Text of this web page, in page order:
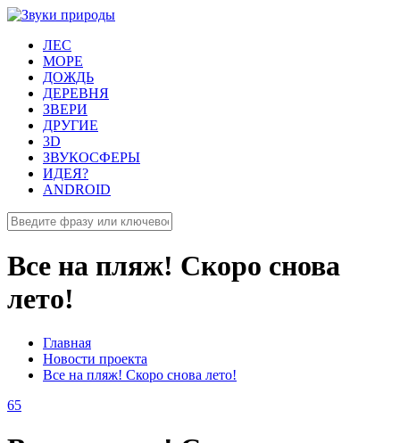
ЛЕС
МОРЕ
ДОЖДЬ
ДЕРЕВНЯ
ЗВЕРИ
ДРУГИЕ
3D
ЗВУКОСФЕРЫ
ИДЕЯ?
ANDROID
Все на пляж! Скоро снова
лето!
Главная
Новости проекта
Все на пляж! Скоро снова лето!
65